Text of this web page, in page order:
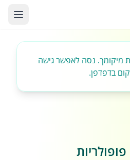
מיקומך. נסה לאפשר גישה
בדפדפן.